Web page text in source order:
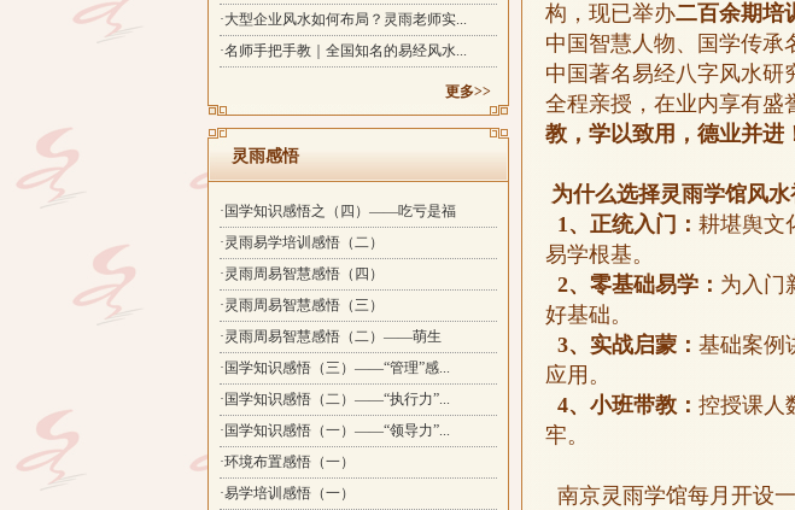
·大型企业风水如何布局？灵雨老师实...
·名师手把手教｜全国知名的易经风水...
更多>>
灵雨感悟
·国学知识感悟之（四）——吃亏是福
·灵雨易学培训感悟（二）
·灵雨周易智慧感悟（四）
·灵雨周易智慧感悟（三）
·灵雨周易智慧感悟（二）——萌生
·国学知识感悟（三）——“管理”感...
·国学知识感悟（二）——“执行力”...
·国学知识感悟（一）——“领导力”...
·环境布置感悟（一）
·易学培训感悟（一）
构，现已举办二百余期培
中国智慧人物、国学传承
中国著名易经八字风水研
全程亲授，在业内享有盛
教，学以致用，德业并进
为什么选择灵雨学馆风水
1、正统入门 ： 耕堪舆文
易学根基。
2、零基础易学 ： 为入门
好基础。
3、实战启蒙 ： 基础案例
应用。
4、小班带教 ： 控授课人
牢。
南京灵雨学馆每月开设